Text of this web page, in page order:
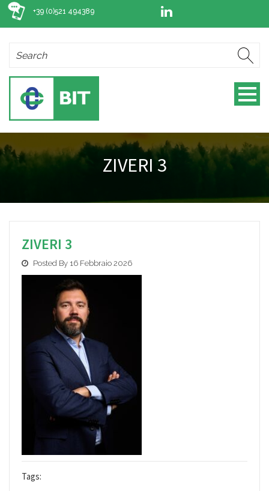
+39 (0)521 494389
ZIVERI 3
ZIVERI 3
Posted By 16 Febbraio 2026
Tags: